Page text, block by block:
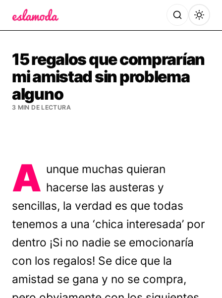
15 regalos que comprarían
mi amistad sin problema
alguno
3 MIN DE LECTURA
A unque muchas quieran
hacerse las austeras y
sencillas, la verdad es que todas
tenemos a una ‘chica interesada’ por
dentro ¡Si no nadie se emocionaría
con los regalos! Se dice que la
amistad se gana y no se compra,